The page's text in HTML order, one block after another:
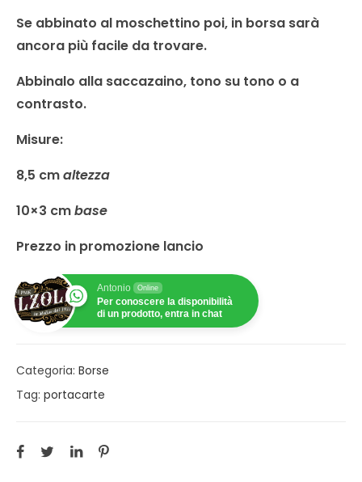
Se abbinato al moschettino poi, in borsa sarà
ancora più facile da trovare.
Abbinalo alla saccazaino, tono su tono o a
contrasto.
Misure:
8,5 cmaltezza
10×3 cmbase
Prezzo in promozione lancio
Antonio Online
Per conoscere la disponibilità
di un prodotto, entra in chat
Categoria: Borse
Tag: portacarte